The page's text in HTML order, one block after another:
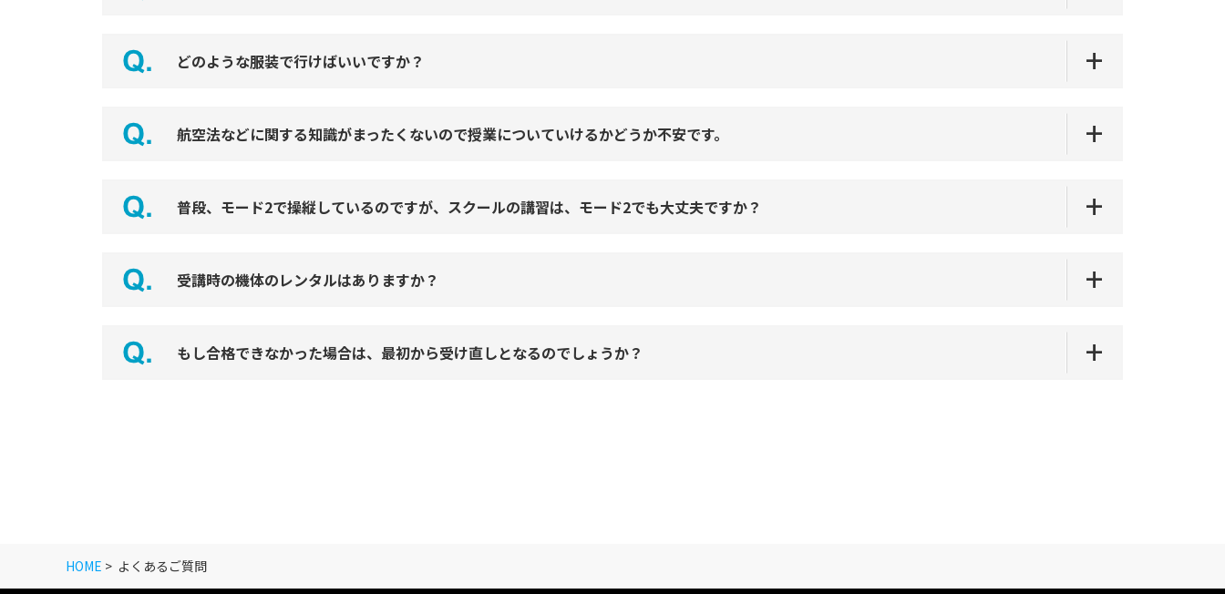
どのような服装で行けばいいですか？
航空法などに関する知識がまったくないので授業についていけるかどうか不安です。
普段、モード2で操縦しているのですが、スクールの講習は、モード2でも大丈夫ですか？
受講時の機体のレンタルはありますか？
もし合格できなかった場合は、最初から受け直しとなるのでしょうか？
HOME > よくあるご質問